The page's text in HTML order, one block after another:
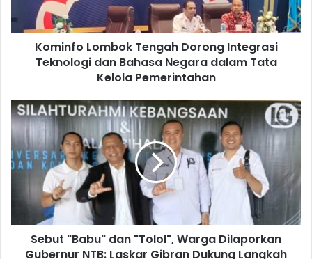
​Kominfo Lombok Tengah Dorong Integrasi
Teknologi dan Bahasa Negara dalam Tata
Kelola Pemerintahan
Sebut "Babu" dan "Tolol", Warga Dilaporkan
Gubernur NTB: Laskar Gibran Dukung Langkah